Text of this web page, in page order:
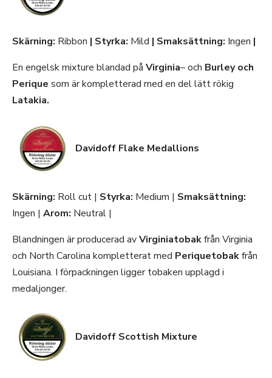
Skärning: Ribbon | Styrka: Mild | Smaksättning: Ingen |
En engelsk mixture blandad på Virginia– och Burley och
Perique som är kompletterad med en del lätt rökig
Latakia.
Davidoff Flake Medallions
Skärning: Roll cut | Styrka: Medium | Smaksättning:
Ingen | Arom: Neutral |
Blandningen är producerad avVirginiatobakfrån Virginia
och North Carolina kompletterat med Periquetobakfrån
Louisiana. I förpackningen ligger tobaken upplagd i
medaljonger.
Davidoff Scottish Mixture